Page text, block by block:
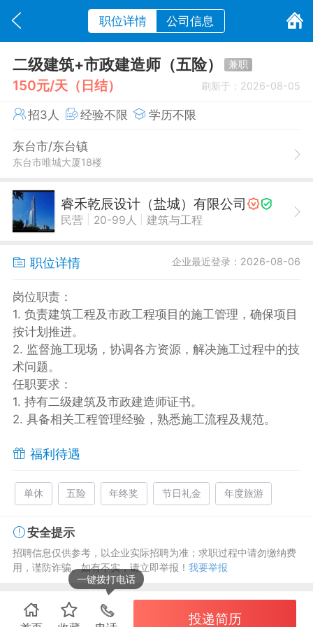
职位详情 公司信息
二级建筑+市政建造师（五险） 兼职
150元/天（日结） 刷新于：2026-08-05
招3人 经验不限 学历不限
东台市/东台镇
东台市唯城大厦18楼
睿禾乾辰设计（盐城）有限公司
民营 20-99人 建筑与工程
职位详情 企业最近登录：2026-08-06
岗位职责：
1. 负责建筑工程及市政工程项目的施工管理，确保项目
按计划推进。
2. 监督施工现场，协调各方资源，解决施工过程中的技
术问题。
任职要求：
1. 持有二级建筑及市政建造师证书。
2. 具备相关工程管理经验，熟悉施工流程及规范。
福利待遇
单休 五险 年终奖 节日礼金 年度旅游
安全提示
招聘信息仅供参考，以企业实际招聘为准；求职过程中请勿缴纳费
用，谨防诈骗。如有不实，请立即举报！ 我要举报
一键拨打电话
投递简历